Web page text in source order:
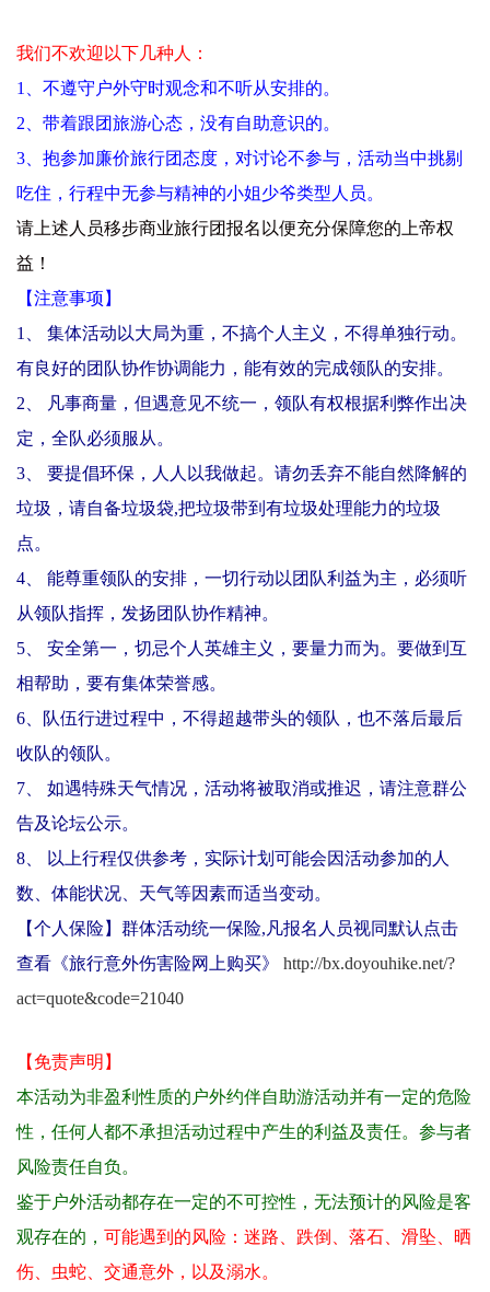
我们不欢迎以下几种人：
1、不遵守户外守时观念和不听从安排的。
2、带着跟团旅游心态，没有自助意识的。
3、抱参加廉价旅行团态度，对讨论不参与，活动当中挑剔
吃住，行程中无参与精神的小姐少爷类型人员。
请上述人员移步商业旅行团报名以便充分保障您的上帝权
益！
【注意事项】
1、 集体活动以大局为重，不搞个人主义，不得单独行动。
有良好的团队协作协调能力，能有效的完成领队的安排。
2、 凡事商量，但遇意见不统一，领队有权根据利弊作出决
定，全队必须服从。
3、 要提倡环保，人人以我做起。请勿丢弃不能自然降解的
垃圾，请自备垃圾袋,把垃圾带到有垃圾处理能力的垃圾
点。
4、 能尊重领队的安排，一切行动以团队利益为主，必须听
从领队指挥，发扬团队协作精神。
5、 安全第一，切忌个人英雄主义，要量力而为。要做到互
相帮助，要有集体荣誉感。
6、队伍行进过程中，不得超越带头的领队，也不落后最后
收队的领队。
7、 如遇特殊天气情况，活动将被取消或推迟，请注意群公
告及论坛公示。
8、 以上行程仅供参考，实际计划可能会因活动参加的人
数、体能状况、天气等因素而适当变动。
【个人保险】群体活动统一保险,凡报名人员视同默认点击
查看《旅行意外伤害险网上购买》 http://bx.doyouhike.net/?
act=quote&code=21040
【免责声明】
本活动为非盈利性质的户外约伴自助游活动并有一定的危险
性，任何人都不承担活动过程中产生的利益及责任。参与者
风险责任自负。
鉴于户外活动都存在一定的不可控性，无法预计的风险是客
观存在的， 可能遇到的风险：迷路、跌倒、落石、滑坠、晒
伤、虫蛇、交通意外，以及溺水。